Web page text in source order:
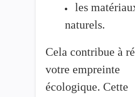
les
naturels.
Cela contribue à
votre empreinte
écologique. Cette